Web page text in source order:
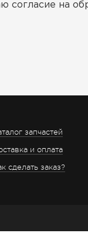
согласие на
запчастей
и оплата
сделать заказ?